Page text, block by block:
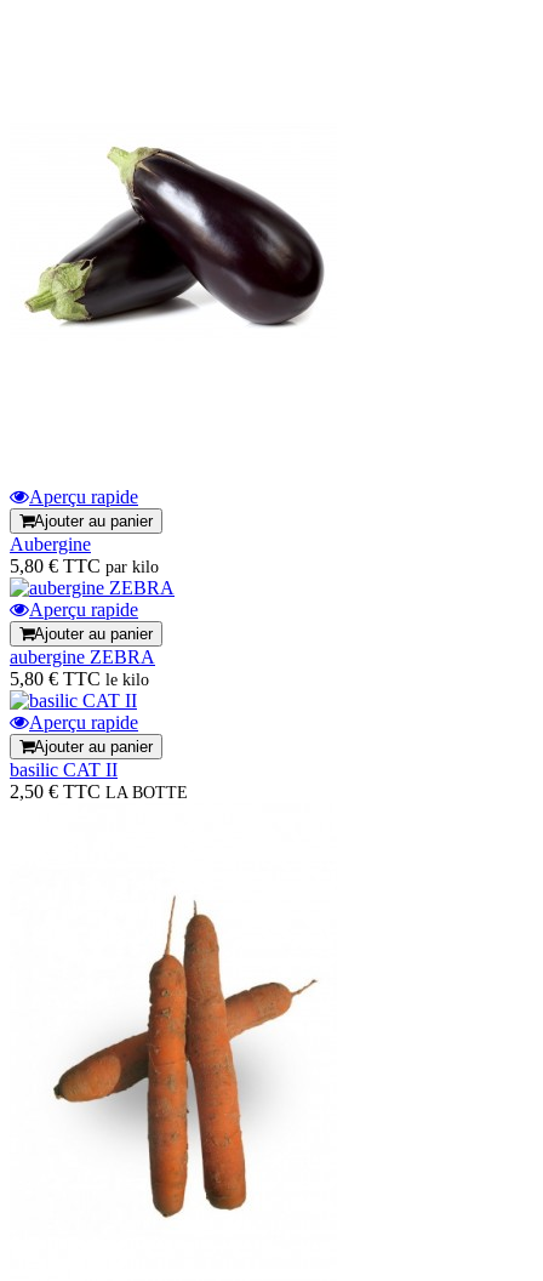
Aperçu rapide
Ajouter au panier
Aubergine
5,80 € TTC par kilo
Aperçu rapide
Ajouter au panier
aubergine ZEBRA
5,80 € TTC le kilo
Aperçu rapide
Ajouter au panier
basilic CAT II
2,50 € TTC LA BOTTE